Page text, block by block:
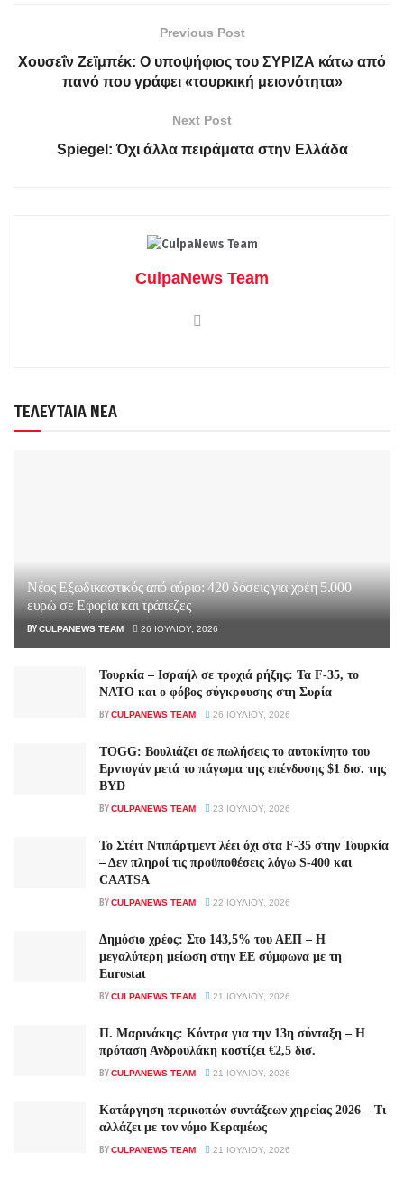
Previous Post
Χουσεΐν Ζεϊμπέκ: Ο υποψήφιος του ΣΥΡΙΖΑ κάτω από
πανό που γράφει «τουρκική μειονότητα»
Next Post
Spiegel: Όχι άλλα πειράματα στην Ελλάδα
CulpaNews Team
ΤΕΛΕΥΤΑΙΑ ΝΕΑ
Νέος Εξωδικαστικός από αύριο: 420 δόσεις για χρέη 5.000
ευρώ σε Εφορία και τράπεζες
BYCULPANEWS TEAM 26 ΙΟΥΛΊΟΥ, 2026
Τουρκία – Ισραήλ σε τροχιά ρήξης: Τα F-35, το
ΝΑΤΟ και ο φόβος σύγκρουσης στη Συρία
BYCULPANEWS TEAM 26 ΙΟΥΛΊΟΥ, 2026
TOGG: Βουλιάζει σε πωλήσεις το αυτοκίνητο του
Ερντογάν μετά το πάγωμα της επένδυσης $1 δισ. της
BYD
BYCULPANEWS TEAM 23 ΙΟΥΛΊΟΥ, 2026
Το Στέιτ Ντιπάρτμεντ λέει όχι στα F-35 στην Τουρκία
– Δεν πληροί τις προϋποθέσεις λόγω S-400 και
CAATSA
BYCULPANEWS TEAM 22 ΙΟΥΛΊΟΥ, 2026
Δημόσιο χρέος: Στο 143,5% του ΑΕΠ – Η
μεγαλύτερη μείωση στην ΕΕ σύμφωνα με τη
Eurostat
BYCULPANEWS TEAM 21 ΙΟΥΛΊΟΥ, 2026
Π. Μαρινάκης: Κόντρα για την 13η σύνταξη – Η
πρόταση Ανδρουλάκη κοστίζει €2,5 δισ.
BYCULPANEWS TEAM 21 ΙΟΥΛΊΟΥ, 2026
Κατάργηση περικοπών συντάξεων χηρείας 2026 – Τι
αλλάζει με τον νόμο Κεραμέως
BYCULPANEWS TEAM 21 ΙΟΥΛΊΟΥ, 2026